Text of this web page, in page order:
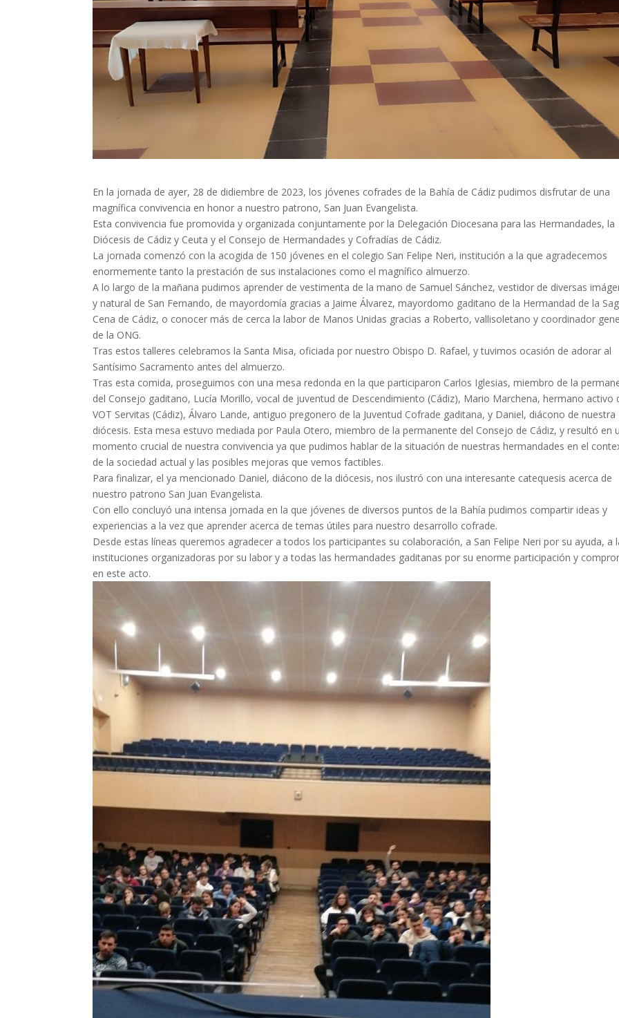
En la jornada de ayer, 28 de didiembre de 2023, los jóvenes cofrades de la Bahía de Cádiz pudimos disfrutar de una
magnífica convivencia en honor a nuestro patrono, San Juan Evangelista.
Esta convivencia fue promovida y organizada conjuntamente por la Delegación Diocesana para las Hermandades, la
Diócesis de Cádiz y Ceuta y el Consejo de Hermandades y Cofradías de Cádiz.
La jornada comenzó con la acogida de 150 jóvenes en el colegio San Felipe Neri, institución a la que agradecemos
enormemente tanto la prestación de sus instalaciones como el magnífico almuerzo.
A lo largo de la mañana pudimos aprender de vestimenta de la mano de Samuel Sánchez, vestidor de diversas
y natural de San Fernando, de mayordomía gracias a Jaime Álvarez, mayordomo gaditano de la Hermandad de la
Cena de Cádiz, o conocer más de cerca la labor de Manos Unidas gracias a Roberto, vallisoletano y coordinador
de la ONG.
Tras estos talleres celebramos la Santa Misa, oficiada por nuestro Obispo D. Rafael, y tuvimos ocasión de adorar al
Santísimo Sacramento antes del almuerzo.
Tras esta comida, proseguimos con una mesa redonda en la que participaron Carlos Iglesias, miembro de la
del Consejo gaditano, Lucía Morillo, vocal de juventud de Descendimiento (Cádiz), Mario Marchena, hermano activo
VOT Servitas (Cádiz), Álvaro Lande, antiguo pregonero de la Juventud Cofrade gaditana, y Daniel, diácono de nuestra
diócesis. Esta mesa estuvo mediada por Paula Otero, miembro de la permanente del Consejo de Cádiz, y resultó en
momento crucial de nuestra convivencia ya que pudimos hablar de la situación de nuestras hermandades en el
de la sociedad actual y las posibles mejoras que vemos factibles.
Para finalizar, el ya mencionado Daniel, diácono de la diócesis, nos ilustró con una interesante catequesis acerca de
nuestro patrono San Juan Evangelista.
Con ello concluyó una intensa jornada en la que jóvenes de diversos puntos de la Bahía pudimos compartir ideas y
experiencias a la vez que aprender acerca de temas útiles para nuestro desarrollo cofrade.
Desde estas líneas queremos agradecer a todos los participantes su colaboración, a San Felipe Neri por su ayuda, a
instituciones organizadoras por su labor y a todas las hermandades gaditanas por su enorme participación y
en este acto.